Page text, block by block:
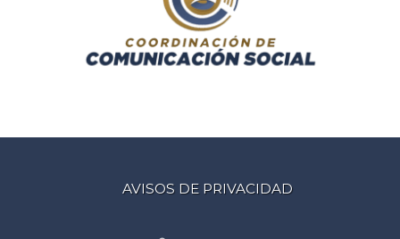
AVISOS DE PRIVACIDAD